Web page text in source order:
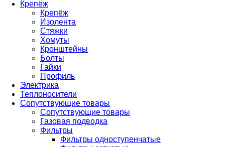
Крепёж
Крепёж
Изолента
Стяжки
Хомуты
Кронштейны
Болты
Гайки
Профиль
Электрика
Теплоносители
Сопутствующие товары
Сопутствующие товары
Газовая подводка
Фильтры
Фильтры одноступенчатые